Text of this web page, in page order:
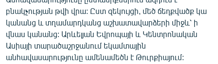
բնակչության թվի վրա: Ըստ զեկույցի, մեծ ճեղքվածք կա
կանանց և տղամարդկանց աշխատավարձերի միջև՝ ի
վնաս կանանց: Արևելյան Եվրոպայի և Կենտրոնական
Ասիայի տարածաշրջանում եկամտային
անհավասարությունը ամենամեծն է Թուրքիայում: